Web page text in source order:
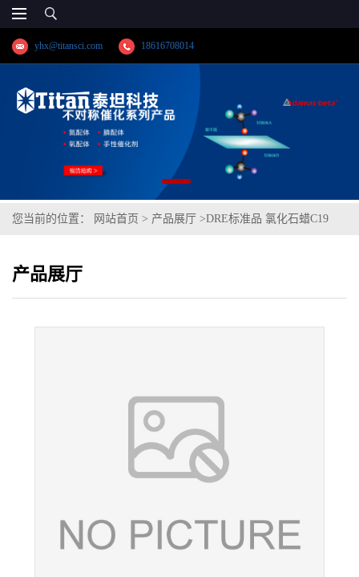
yhx@titansci.com 18616708014
您当前的位置： 网站首页 > 产品展厅 >DRE标准品 氯化石蜡C19
产品展厅